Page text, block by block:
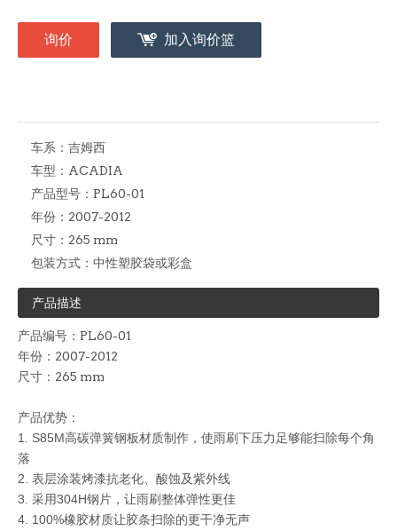
询价 加入询价篮
车系： 吉姆西
车型： ACADIA
产品型号： PL60-01
年份： 2007-2012
尺寸： 265 mm
包装方式： 中性塑胶袋或彩盒
产品描述
产品编号：PL60-01
年份：2007-2012
尺寸：265 mm
产品优势：
1. S85M高碳弹簧钢板材质制作，使雨刷下压力足够能扫除每个角
落
2. 表层涂装烤漆抗老化、酸蚀及紫外线
3. 采用304H钢片，让雨刷整体弹性更佳
4. 100%橡胶材质让胶条扫除的更干净无声